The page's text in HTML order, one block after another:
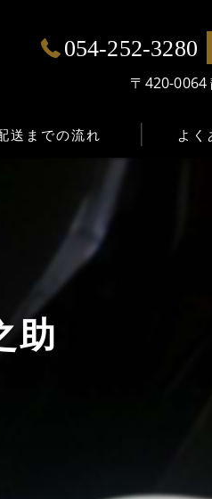
054-252-3280
〒420-0064
送までの流れ よく
助